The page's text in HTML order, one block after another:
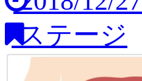
ステージ